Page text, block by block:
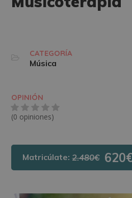
CATEGORÍA
Música
OPINIÓN
(0 opiniones)
Matricúlate:2.480€